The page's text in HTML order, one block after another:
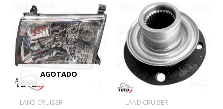
AGOTADO
LAND CRUISER LAND CRUISER